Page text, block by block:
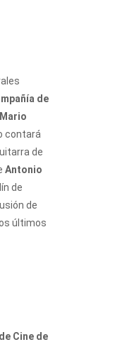
de
contará
de
Antonio
de
de
últimos
Cine de